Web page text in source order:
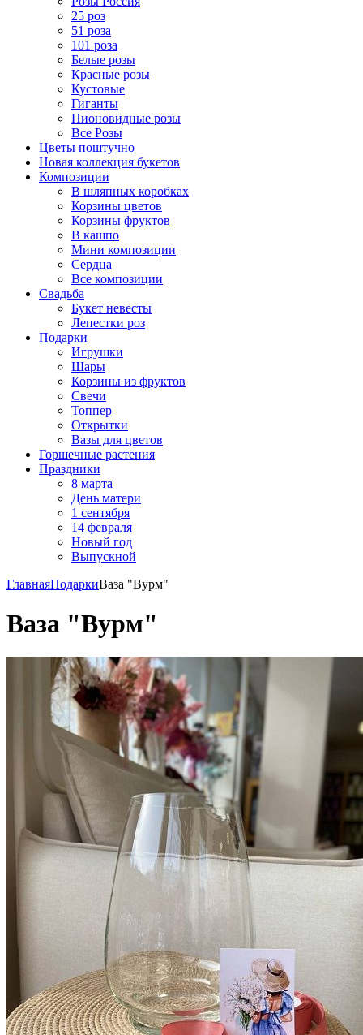
25 роз
51 роза
101 роза
Белые розы
Красные розы
Кустовые
Гиганты
Пионовидные розы
Все Розы
Цветы поштучно
Новая коллекция букетов
Композиции
В шляпных коробках
Корзины цветов
Корзины фруктов
В кашпо
Мини композиции
Сердца
Все композиции
Свадьба
Букет невесты
Лепестки роз
Подарки
Игрушки
Шары
Корзины из фруктов
Свечи
Топпер
Открытки
Вазы для цветов
Горшечные растения
Праздники
8 марта
День матери
1 сентября
14 февраля
Новый год
Выпускной
ГлавнаяПодаркиВаза "Вурм"
Ваза "Вурм"